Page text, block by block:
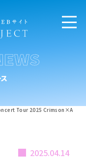
Tour 2025 Crimson×A
2025.04.14